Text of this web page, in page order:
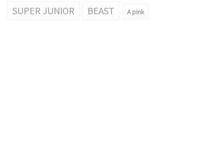
SUPER JUNIOR BEAST A pink